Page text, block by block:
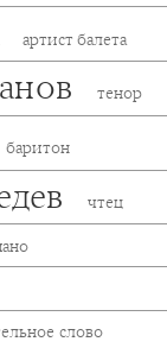
артист балета
тенор
баритон
чтец
слово